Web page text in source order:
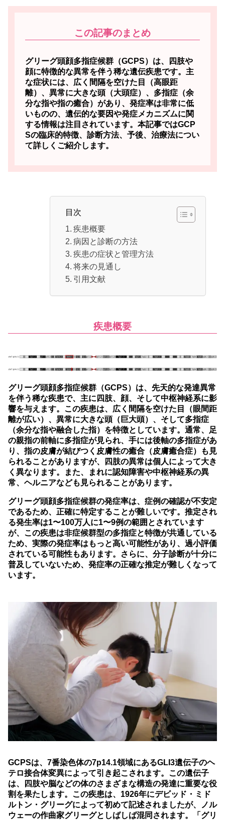
この記事のまとめ
グリーグ頭顔多指症候群（GCPS）は、四肢や
顔に特徴的な異常を伴う稀な遺伝疾患です。主
な症状には、広く間隔を空けた目（高眼距
離）、異常に大きな頭（大頭症）、多指症（余
分な指や指の癒合）があり、発症率は非常に低
いものの、遺伝的な要因や発症メカニズムに関
する情報は注目されています。本記事ではGCP
Sの臨床的特徴、診断方法、予後、治療法につい
て詳しくご紹介します。
目次
疾患概要
病因と診断の方法
疾患の症状と管理方法
将来の見通し
引用文献
疾患概要
グリーグ頭顔多指症候群（GCPS）は、先天的な発達異常
を伴う稀な疾患で、主に四肢、顔、そして中枢神経系に影
響を与えます。この疾患は、広く間隔を空けた目（眼間距
離が広い）、異常に大きな頭（巨大頭）、そして多指症
（余分な指や融合した指）を特徴としています。通常、足
の親指の前軸に多指症が見られ、手には後軸の多指症があ
り、指の皮膚が結びつく皮膚性の癒合（皮膚癒合症）も見
られることがありますが、四肢の異常は個人によって大き
く異なります。また、まれに認知障害や中枢神経系の異
常、ヘルニアなども見られることがあります。
グリーグ頭顔多指症候群の発症率は、症例の確認が不安定
であるため、正確に特定することが難しいです。推定され
る発生率は1〜100万人に1〜9例の範囲とされています
が、この疾患は非症候群型の多指症と特徴が共通している
ため、実際の発症率はもっと高い可能性があり、過小評価
されている可能性もあります。さらに、分子診断が十分に
普及していないため、発症率の正確な推定が難しくなって
います。
GCPSは、7番染色体の7p14.1領域にあるGLI3遺伝子のヘ
テロ接合体変異によって引き起こされます。この遺伝子
は、四肢や脳などの体のさまざまな構造の発達に重要な役
割を果たします。この疾患は、1926年にデビッド・ミド
ルトン・グリーグによって初めて記述されましたが、ノル
ウェーの作曲家グリーグとしばしば混同されます。「グリ